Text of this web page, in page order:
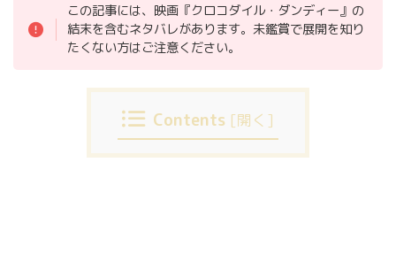
この記事には、映画『クロコダイル・ダンディー』の
結末を含むネタバレがあります。未鑑賞で展開を知り
たくない方はご注意ください。
Contents [開く ]